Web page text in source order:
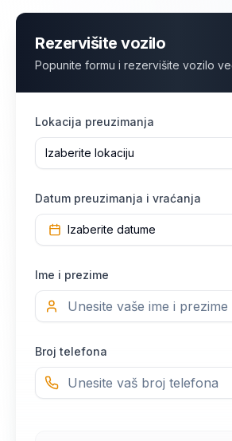
Rezervišite vozilo
Popunite formu i rezervišite vozilo
Lokacija preuzimanja
Izaberite lokaciju
Datum preuzimanja i vraćanja
Izaberite datume
Ime i prezime
Broj telefona